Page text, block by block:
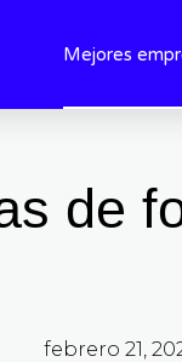
Mejores
de
febrero 21,